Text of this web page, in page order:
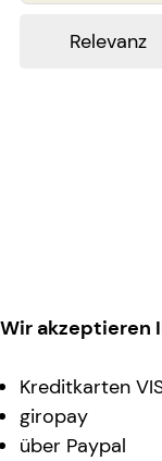
Wir akzeptieren
Kreditkarten
giropay
über Paypal